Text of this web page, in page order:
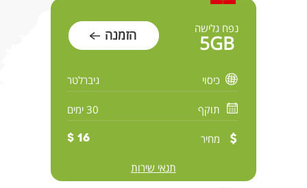
נפח גלישה
5GB הזמנה
כיסוי גיברלטר
תוקף 30 ימים
מחיר 16 $
תנאי שירות